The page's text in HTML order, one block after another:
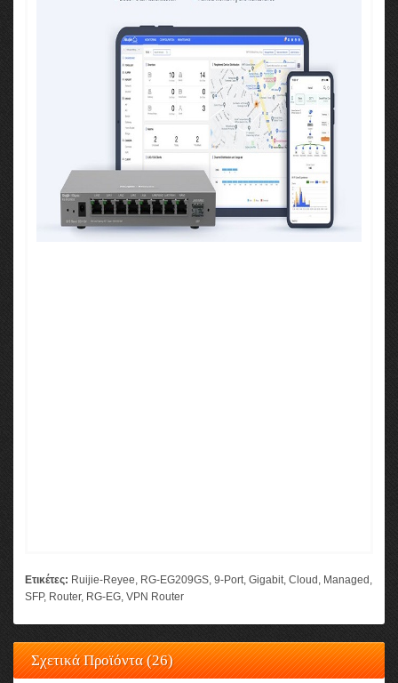
Ετικέτες: Ruijie-Reyee, RG-EG209GS, 9-Port, Gigabit, Cloud , Managed ,
SFP, Router, RG-EG, VPN Router
Σχετικά Προϊόντα (26)